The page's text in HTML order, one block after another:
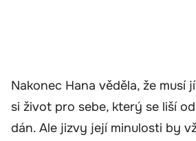
Nakonec Hana věděla, že musí
si život pro sebe, který se liší
dán. Ale jizvy její minulosti by